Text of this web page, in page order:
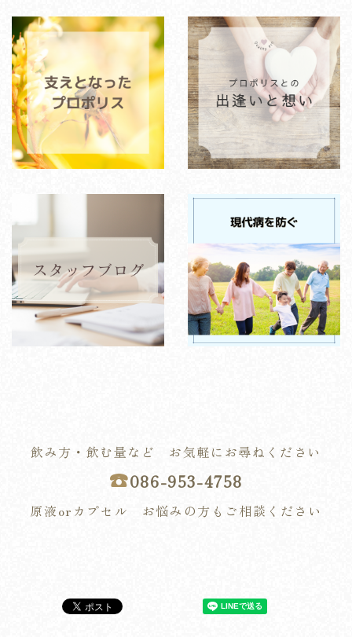
飲み方・飲む量など お気軽にお尋ねください
☎︎086-953-4758
原液orカプセル お悩みの方もご相談ください